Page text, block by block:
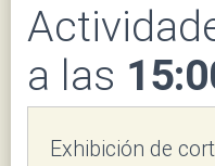
a las
Exhibición de